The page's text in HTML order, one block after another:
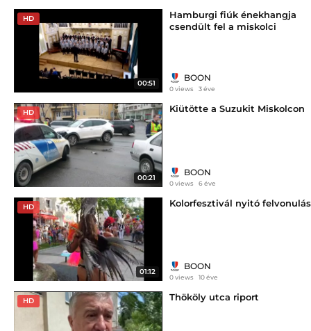
HD
00:51
Hamburgi fiúk énekhangja
csendült fel a miskolci
BOON
0 views 3 éve
HD
00:21
Kiütötte a Suzukit Miskolcon
BOON
0 views 6 éve
HD
01:12
Kolorfesztivál nyitó felvonulás
BOON
0 views 10 éve
HD Thököly utca riport